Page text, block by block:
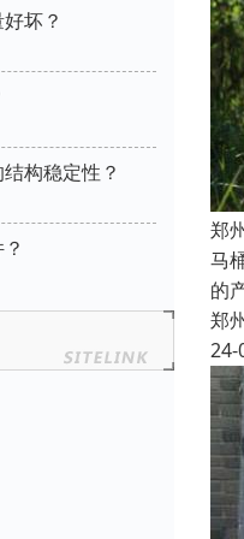
坏？
构稳定性？
郑
马
的
郑
24-